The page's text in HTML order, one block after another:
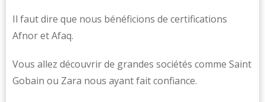
Il faut dire que nous bénéficions de certifications
Afnor et Afaq.
Vous allez découvrir de grandes sociétés comme Saint
Gobain ou Zara nous ayant fait confiance.